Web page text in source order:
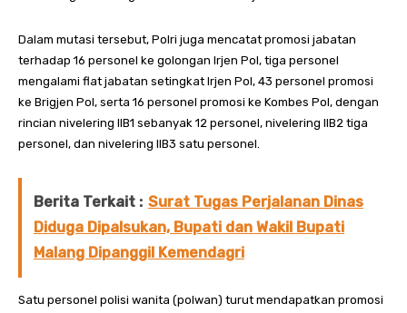
Dalam mutasi tersebut, Polri juga mencatat promosi jabatan
terhadap 16 personel ke golongan Irjen Pol, tiga personel
mengalami flat jabatan setingkat Irjen Pol, 43 personel promosi
ke Brigjen Pol, serta 16 personel promosi ke Kombes Pol, dengan
rincian nivelering IIB1 sebanyak 12 personel, nivelering IIB2 tiga
personel, dan nivelering IIB3 satu personel.
Berita Terkait : Surat Tugas Perjalanan Dinas
Diduga Dipalsukan, Bupati dan Wakil Bupati
Malang Dipanggil Kemendagri
Satu personel polisi wanita (polwan) turut mendapatkan promosi